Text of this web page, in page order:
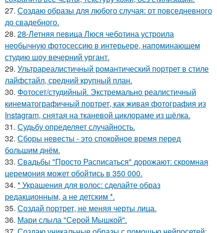
27. Создаю образы для любого случая: от повседневного
до свадебного.
28. 28-Летняя певица Люся чеботина устроила
необычную фотосессию в интерьере, напоминающем
студию шоу вечерний ургант.
29. Ультрареалистичный романтический портрет в стиле
лайфстайл, средний крупный план.
30. Фотосет/студийный. Экстремально реалистичный
кинематографичный портрет, как живая фотография из
Instagram, снятая на тканевой циклораме из шёлка.
31. Судьбу определяет случайность.
32. Сборы невесты - это спокойное время перед
большим днём.
33. Свадьбы "Просто Расписаться" дорожают: скромная
церемония может обойтись в 350 000.
34. * Украшения для волос: сделайте образ
редакционным, а не детским *.
35. Создай портрет, не меняя черты лица.
36. Мари слыла "Серой Мышкой".